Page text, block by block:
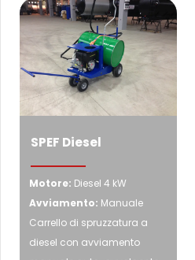
SPEF Diesel
Motore: Diesel 4 kW
Avviamento: Manuale
Carrello di spruzzatura a
diesel con avviamento